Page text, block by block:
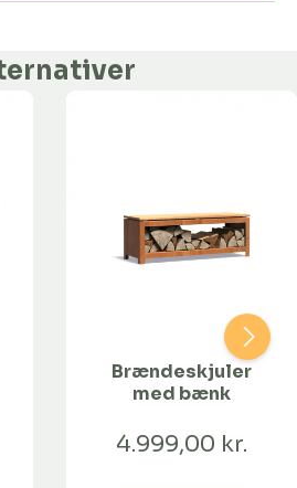
Brændeskjuler
med bænk
4.999,00 kr.